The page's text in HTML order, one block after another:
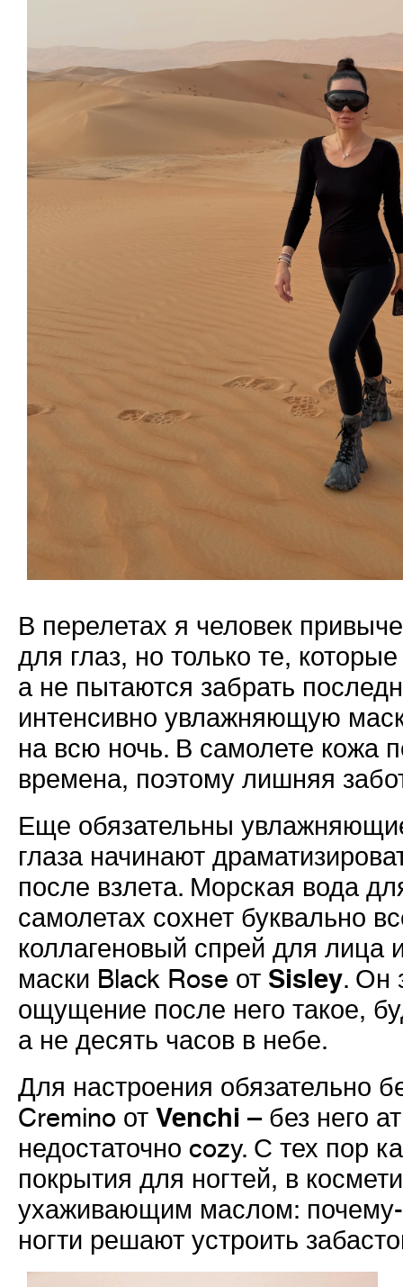
В перелетах я человек
для глаз, но только те,
а не пытаются забрать
интенсивно увлажняющую
на всю ночь. В самолете кожа
времена, поэтому лишняя
Еще обязательны
глаза начинают
после взлета. Морская вода
самолетах сохнет буквально
коллагеновый спрей для лица
маски Black Rose от Sisley. Он
ощущение после него такое,
а не десять часов в небе.
Для настроения обязательно
Cremino от Venchi – без него
недостаточно cozy. С тех пор
покрытия для ногтей, в
ухаживающим маслом:
ногти решают устроить